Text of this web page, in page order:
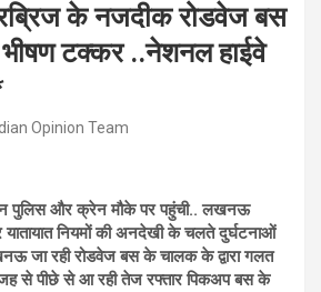
के नजदीक रोडवेज बस
टक्कर ..नेशनल हाईवे
Opinion Team
पुलिस और क्रेन मौके पर पहुंची.. लखनऊ
नियमों की अनदेखी के चलते दुर्घटनाओं
जा रही रोडवेज बस के चालक के द्वारा गलत
से पीछे से आ रही तेज रफ्तार पिकअप बस के